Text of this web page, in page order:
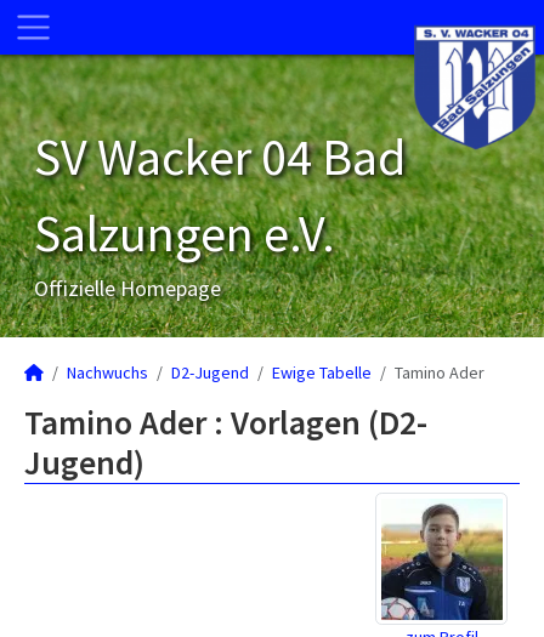
SV Wacker 04 Bad
Salzungen e.V.
Offizielle Homepage
Nachwuchs D2-Jugend Ewige Tabelle Tamino Ader
Tamino Ader : Vorlagen (D2-
Jugend)